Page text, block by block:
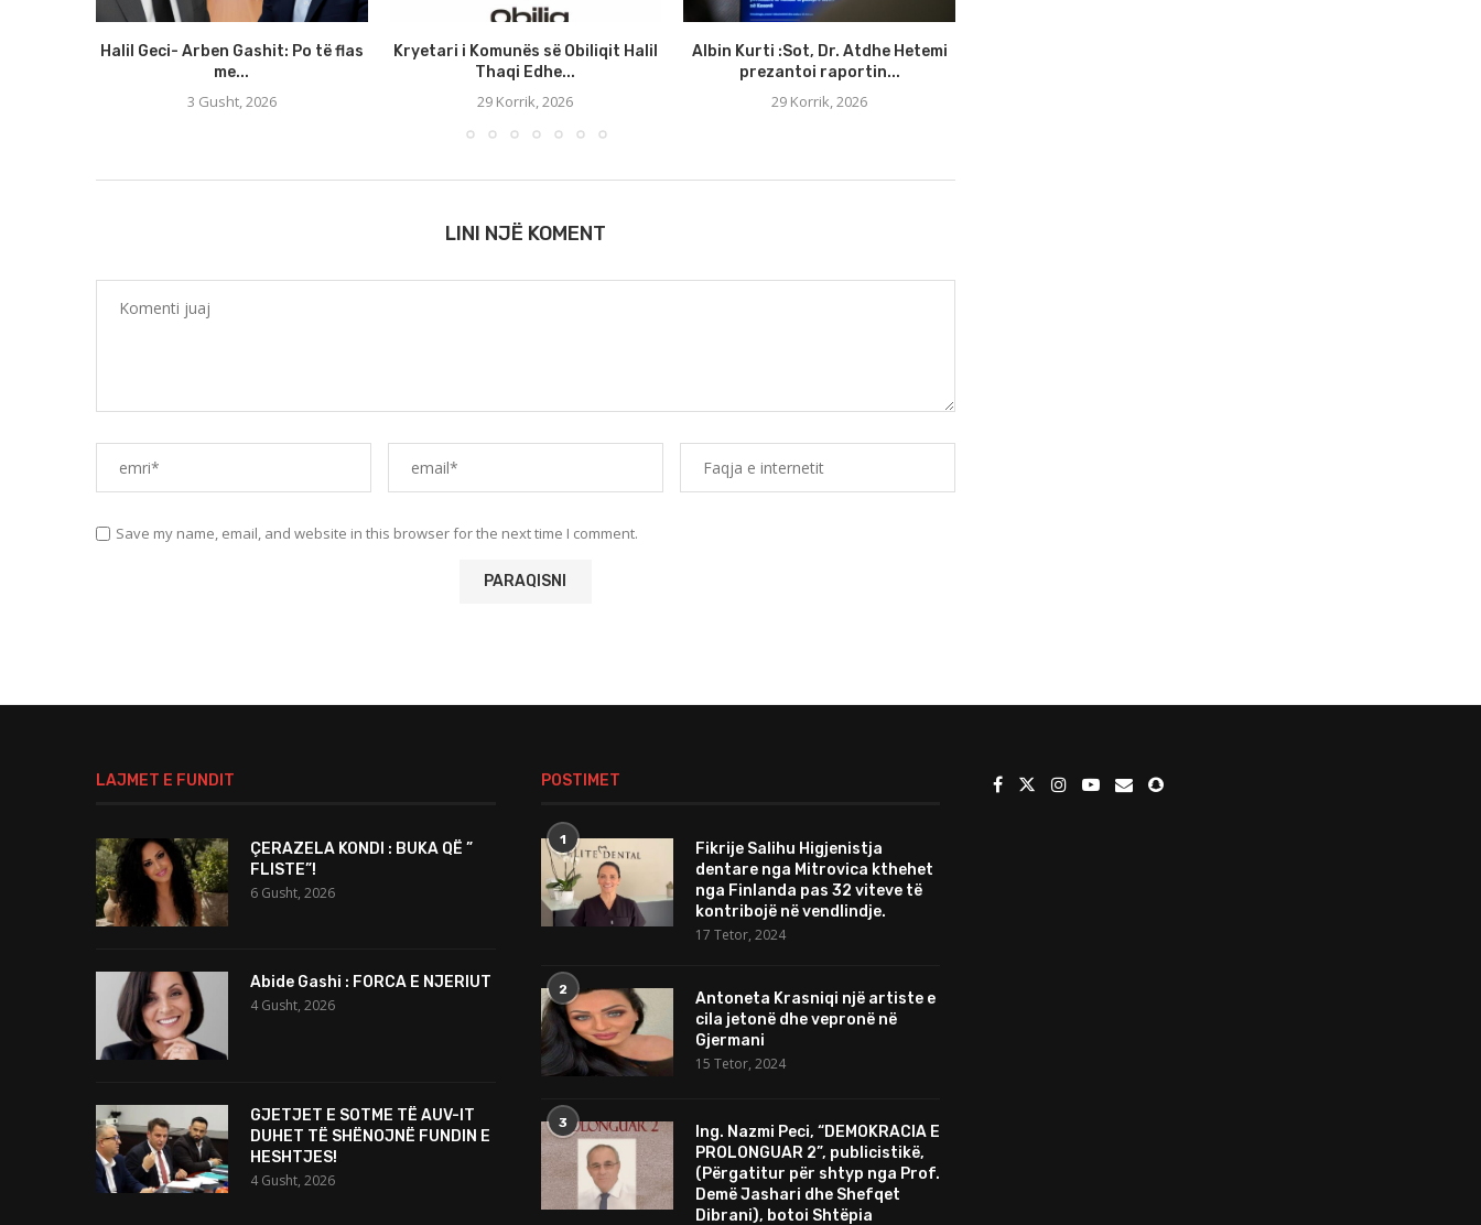
Halil Geci- Arben Gashit: Po të flas
me...
3 Gusht, 2026
Kryetari i Komunës së Obiliqit Halil
Thaqi Edhe...
29 Korrik, 2026
Albin Kurti :Sot, Dr. Atdhe Hetemi
prezantoi raportin...
29 Korrik, 2026
LINI NJË KOMENT
Save my name, email, and website in this browser for the next time I comment.
LAJMET E FUNDIT
ÇERAZELA KONDI : BUKA QË ”
FLISTE”!
6 Gusht, 2026
Abide Gashi : FORCA E NJERIUT
4 Gusht, 2026
GJETJET E SOTME TË AUV-IT
DUHET TË SHËNOJNË FUNDIN E
HESHTJES!
4 Gusht, 2026
POSTIMET
1
Fikrije Salihu Higjenistja
dentare nga Mitrovica kthehet
nga Finlanda pas 32 viteve të
kontribojë në vendlindje.
17 Tetor, 2024
2
Antoneta Krasniqi një artiste e
cila jetonë dhe vepronë në
Gjermani
15 Tetor, 2024
3
Ing. Nazmi Peci, “DEMOKRACIA E
PROLONGUAR 2”, publicistikë,
(Përgatitur për shtyp nga Prof.
Demë Jashari dhe Shefqet
Dibrani), botoi Shtëpia